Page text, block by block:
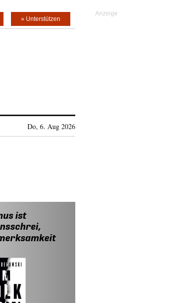
» Unterstützen
Do, 6. Aug 2026